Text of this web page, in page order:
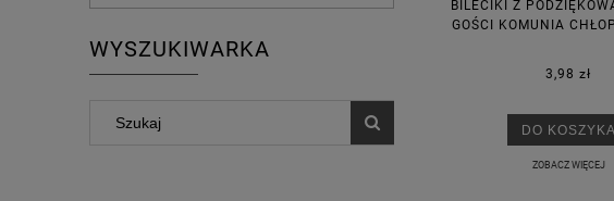
WYSZUKIWARKA
BILECIKI Z
GOŚCI KOMUNIA
3,98 zł
DO KOSZYKA
ZOBACZ WIĘCEJ